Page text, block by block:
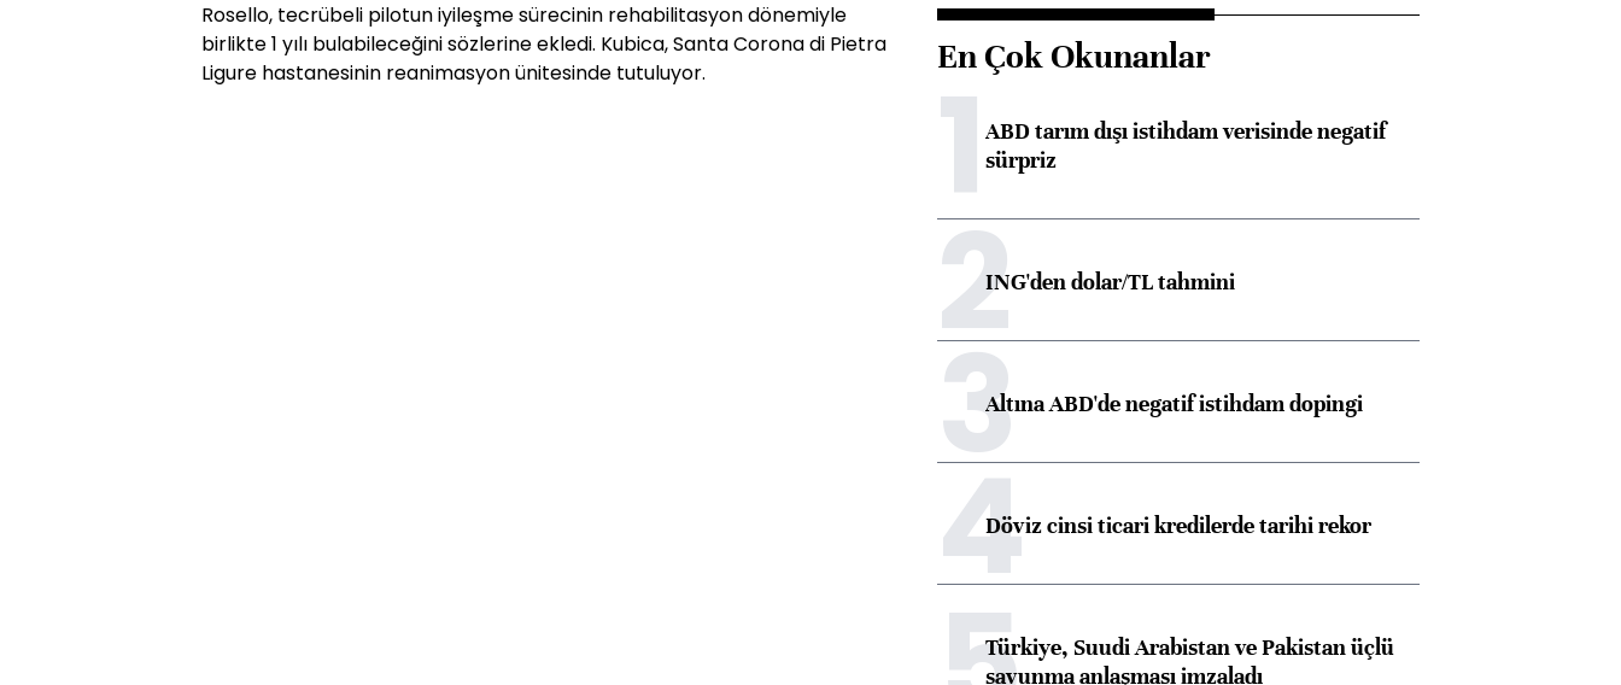
Rosello, tecrübeli pilotun iyileşme sürecinin rehabilitasyon dönemiyle
birlikte 1 yılı bulabileceğini sözlerine ekledi. Kubica, Santa Corona di Pietra
Ligure hastanesinin reanimasyon ünitesinde tutuluyor.
En Çok Okunanlar
1ABD tarım dışı istihdam verisinde negatif
sürpriz
2ING'den dolar/TL tahmini
3Altına ABD'de negatif istihdam dopingi
4Döviz cinsi ticari kredilerde tarihi rekor
Türkiye, Suudi Arabistan ve Pakistan üçlü
savunma anlaşması imzaladı